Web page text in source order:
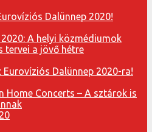
Dalünnep 2020!
A helyi közmédiumok
tervei a jövő hétre
Eurovíziós Dalünnep 2020-ra!
Home Concerts – A sztárok is